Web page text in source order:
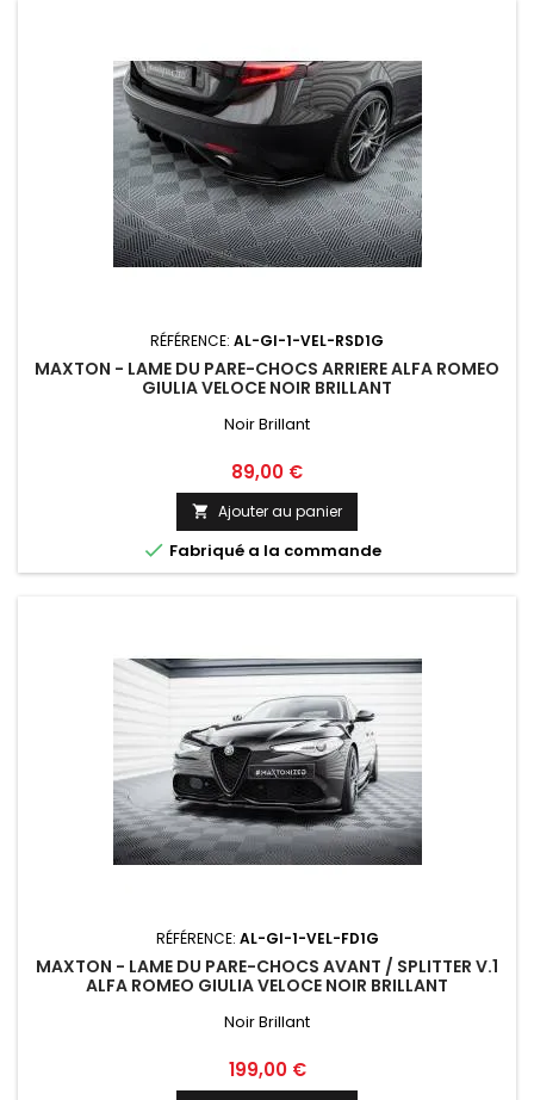
RÉFÉRENCE: AL-GI-1-VEL-RSD1G
MAXTON - LAME DU PARE-CHOCS ARRIERE ALFA ROMEO
GIULIA VELOCE NOIR BRILLANT
Noir Brillant
Prix
89,00 €
 Ajouter au panier
 Fabriqué a la commande
RÉFÉRENCE: AL-GI-1-VEL-FD1G
MAXTON - LAME DU PARE-CHOCS AVANT / SPLITTER V.1
ALFA ROMEO GIULIA VELOCE NOIR BRILLANT
Noir Brillant
Prix
199,00 €